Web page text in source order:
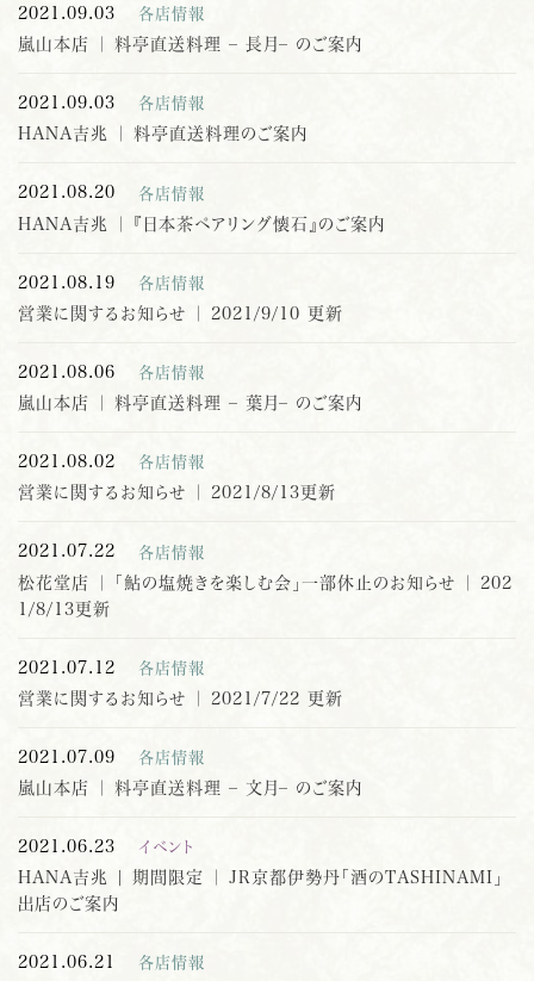
2021.09.03 各店情報
嵐山本店 ｜ 料亭直送料理 – 長月– のご案内
2021.09.03 各店情報
HANA吉兆 ｜ 料亭直送料理のご案内
2021.08.20 各店情報
HANA吉兆 ｜ 『日本茶ペアリング懐石』のご案内
2021.08.19 各店情報
営業に関するお知らせ ｜ 2021/9/10 更新
2021.08.06 各店情報
嵐山本店 ｜ 料亭直送料理 – 葉月– のご案内
2021.08.02 各店情報
営業に関するお知らせ ｜ 2021/8/13更新
2021.07.22 各店情報
松花堂店 ｜ 「鮎の塩焼きを楽しむ会」一部休止のお知らせ ｜ 202
1/8/13更新
2021.07.12 各店情報
営業に関するお知らせ ｜ 2021/7/22 更新
2021.07.09 各店情報
嵐山本店 ｜ 料亭直送料理 – 文月– のご案内
2021.06.23 イベント
HANA吉兆 | 期間限定 ｜ JR京都伊勢丹「酒のTASHINAMI」
出店のご案内
2021.06.21 各店情報